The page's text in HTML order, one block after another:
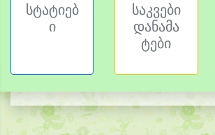
სტატიებ
ი
საკვები
დანამა
ტები